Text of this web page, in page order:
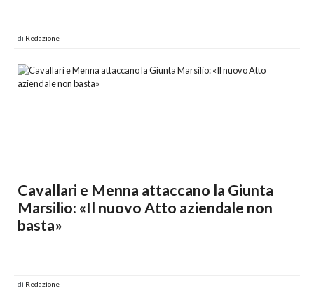
di Redazione
Cavallari e Menna attaccano la Giunta
Marsilio: «Il nuovo Atto aziendale non
basta»
di Redazione